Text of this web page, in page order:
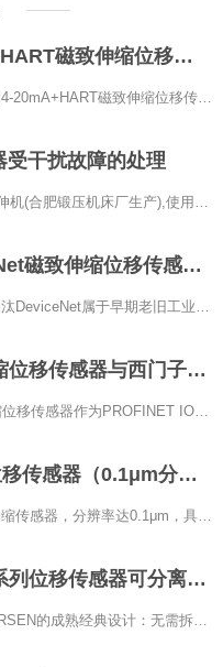
博尔森电流两线制+HART磁致伸缩位移传感器正式上线
干扰故障的处理
博尔森停产DeviceNet磁致伸缩位移传感器的原因
PROFINET磁致伸缩位移传感器与西门子PLC通讯配置
RH 系列磁致伸缩位移传感器（0.1μm分辨率）
博尔森经典设计-R系列位移传感器可分离式保护管